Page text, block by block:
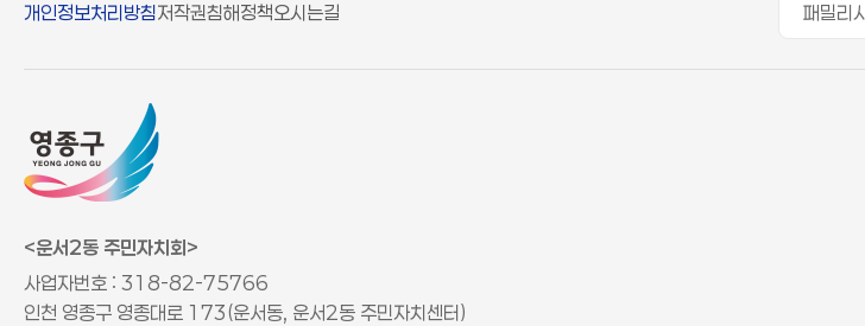
개인정보처리방침저작권침해정책오시는길 패밀리
<운서2동 주민자치회>
사업자번호 : 318-82-75766
인천 영종구 영종대로 173(운서동, 운서2동 주민자치센터)